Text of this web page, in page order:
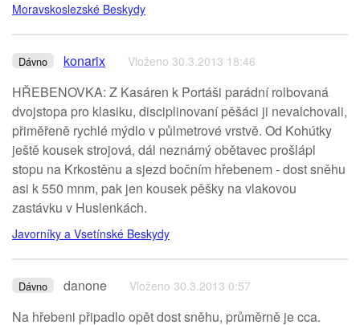
Moravskoslezské Beskydy
Dávno konarix Vloženo 30.3.2013 18:46
HŘEBENOVKA: Z Kasáren k Portáši parádní rolbovaná
dvojstopa pro klasiku, disciplinovaní pěšáci ji nevalchovali,
přiměřeně rychlé mýdlo v půlmetrové vrstvě. Od Kohútky
ještě kousek strojová, dál neznámý obětavec prošlápl
stopu na Krkostěnu a sjezd bočním hřebenem - dost sněhu
asi k 550 mnm, pak jen kousek pěšky na vlakovou
zastávku v Huslenkách.
Javorníky a Vsetínské Beskydy
Dávno danone Vloženo 30.3.2013 0:57
Na hřebeni připadlo opět dost sněhu, průměrně je cca.